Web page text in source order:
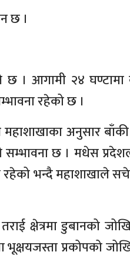
छ ।
। आगामी २४ घण्टामा
रहेको छ ।
अनुसार
सम्भावना छ । मधेस
रहेको भन्दै महाशाखाले
क्षेत्रमा डुबानको
प्रकोपको